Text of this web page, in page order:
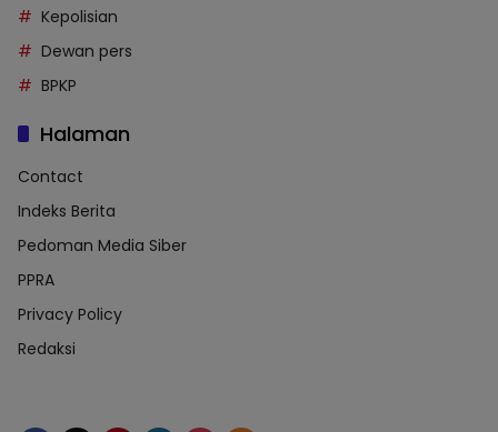
Kepolisian
Dewan pers
BPKP
Halaman
Contact
Indeks Berita
Pedoman Media Siber
PPRA
Privacy Policy
Redaksi